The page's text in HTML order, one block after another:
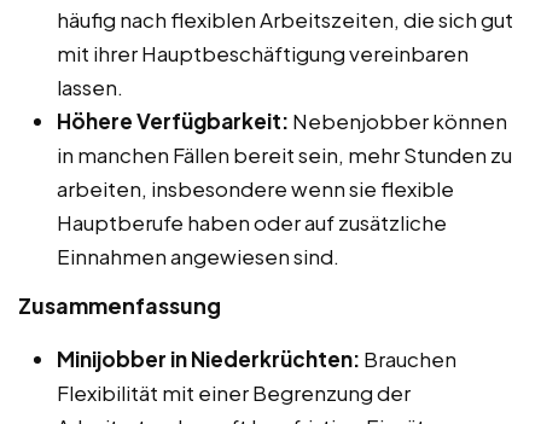
häufig nach flexiblen Arbeitszeiten, die sich gut
mit ihrer Hauptbeschäftigung vereinbaren
lassen.
Höhere Verfügbarkeit: Nebenjobber können
in manchen Fällen bereit sein, mehr Stunden zu
arbeiten, insbesondere wenn sie flexible
Hauptberufe haben oder auf zusätzliche
Einnahmen angewiesen sind.
Zusammenfassung
Minijobber in Niederkrüchten: Brauchen
Flexibilität mit einer Begrenzung der